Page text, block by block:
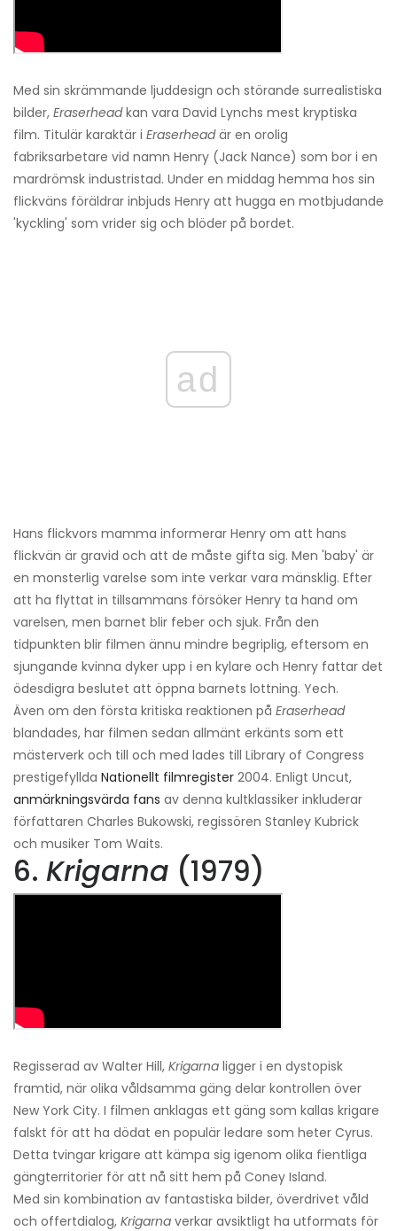
Med sin skrämmande ljuddesign och störande surrealistiska
bilder, Eraserheadkan vara David Lynchs mest kryptiska
film. Titulär karaktär i Eraserheadär en orolig
fabriksarbetare vid namn Henry (Jack Nance) som bor i en
mardrömsk industristad. Under en middag hemma hos sin
flickväns föräldrar inbjuds Henry att hugga en motbjudande
'kyckling' som vrider sig och blöder på bordet.
ad
Hans flickvors mamma informerar Henry om att hans
flickvän är gravid och att de måste gifta sig. Men 'baby' är
en monsterlig varelse som inte verkar vara mänsklig. Efter
att ha flyttat in tillsammans försöker Henry ta hand om
varelsen, men barnet blir feber och sjuk. Från den
tidpunkten blir filmen ännu mindre begriplig, eftersom en
sjungande kvinna dyker upp i en kylare och Henry fattar det
ödesdigra beslutet att öppna barnets lottning. Yech.
Även om den första kritiska reaktionen på Eraserhead
blandades, har filmen sedan allmänt erkänts som ett
mästerverk och till och med lades till Library of Congress
prestigefyllda Nationellt filmregister 2004. Enligt Uncut,
anmärkningsvärda fans av denna kultklassiker inkluderar
författaren Charles Bukowski, regissören Stanley Kubrick
och musiker Tom Waits.
6. Krigarna (1979)
Regisserad av Walter Hill, Krigarna ligger i en dystopisk
framtid, när olika våldsamma gäng delar kontrollen över
New York City. I filmen anklagas ett gäng som kallas krigare
falskt för att ha dödat en populär ledare som heter Cyrus.
Detta tvingar krigare att kämpa sig igenom olika fientliga
gängterritorier för att nå sitt hem på Coney Island.
Med sin kombination av fantastiska bilder, överdrivet våld
och offertdialog, Krigarna verkar avsiktligt ha utformats för